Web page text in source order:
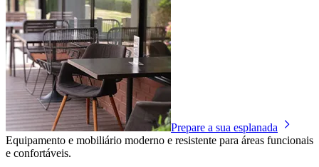
Prepare a sua esplanada
Equipamento e mobiliário moderno e resistente para áreas funcionais
e confortáveis.